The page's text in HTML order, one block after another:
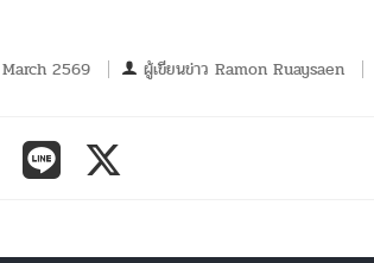
2569 ผู้เขียนข่าว Ramon Ruaysaen